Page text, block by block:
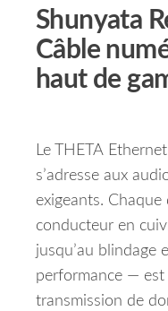
Shunyata
Câble
haut de
Le THETA
s’adresse aux
exigeants.
conducteur en
jusqu’au blindage
performance —
transmission de